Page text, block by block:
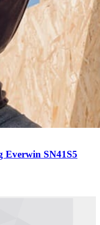
Everwin SN41S5